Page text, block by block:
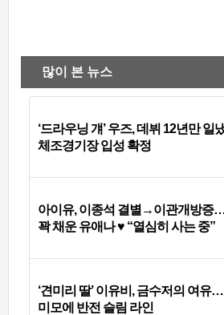
많이 본 뉴스
‘드라우닝 걔’ 우즈, 데뷔 12년만 일
체조경기장 입성 확정
아이유, 이종석 결별→이관개방증
꽉 채운 유애나 ♥ “열심히 사는 중”
‘견미리 딸’ 이유비, 금수저의 여유
미모에 반전 슬림 라인